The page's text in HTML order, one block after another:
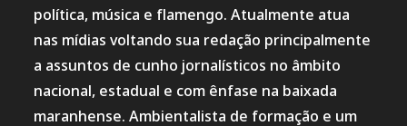
política, música e flamengo. Atualmente atua
nas mídias voltando sua redação principalmente
a assuntos de cunho jornalísticos no âmbito
nacional, estadual e com ênfase na baixada
maranhense. Ambientalista de formação e um